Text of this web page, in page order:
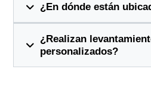
¿En dónde están
¿Realizan
personalizados?